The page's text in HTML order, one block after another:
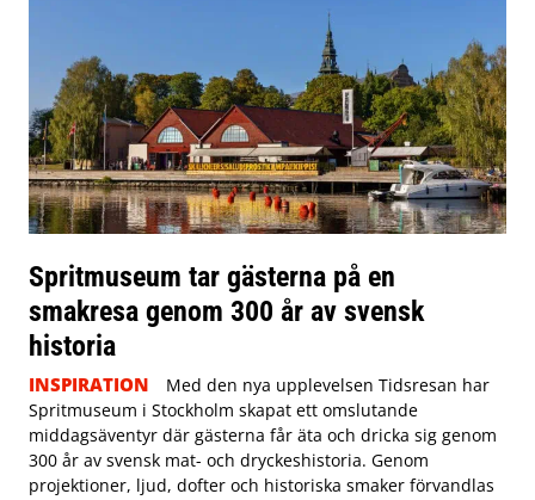
Spritmuseum tar gästerna på en
smakresa genom 300 år av svensk
historia
INSPIRATION
Med den nya upplevelsen Tidsresan har
Spritmuseum i Stockholm skapat ett omslutande
middagsäventyr där gästerna får äta och dricka sig genom
300 år av svensk mat- och dryckeshistoria. Genom
projektioner, ljud, dofter och historiska smaker förvandlas